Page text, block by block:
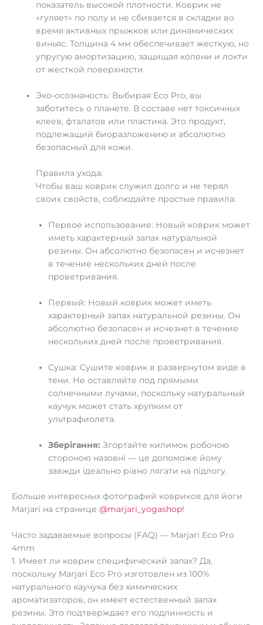
показатель высокой плотности. Коврик не
«гуляет» по полу и не сбивается в складки во
время активных прыжков или динамических
виньяс. Толщина 4 мм обеспечивает жесткую, но
упругую амортизацию, защищая колени и локти
от жесткой поверхности.
Эко-осознаность: Выбирая Eco Pro, вы
заботитесь о планете. В составе нет токсичных
клеев, фталатов или пластика. Это продукт,
подлежащий биоразложению и абсолютно
безопасный для кожи.
Правила ухода:
Чтобы ваш коврик служил долго и не терял
своих свойств, соблюдайте простые правила:
Первое использование: Новый коврик может
иметь характерный запах натуральной
резины. Он абсолютно безопасен и исчезнет
в течение нескольких дней после
проветривания.
Первый: Новый коврик может иметь
характерный запах натуральной резины. Он
абсолютно безопасен и исчезнет в течение
нескольких дней после проветривания.
Сушка: Сушите коврик в развернутом виде в
тени. Не оставляйте под прямыми
солнечными лучами, поскольку натуральный
каучук может стать хрупким от
ультрафиолета.
Зберігання: Згортайте килимок робочою
стороною назовні — це допоможе йому
завжди ідеально рівно лягати на підлогу.
Больше интересных фотографий ковриков для йоги
Marjari на странице @marjari_yogashop!
Часто задаваемые вопросы (FAQ) — Marjari Eco Pro
4mm
1. Имеет ли коврик специфический запах? Да,
поскольку Marjari Eco Pro изготовлен из 100%
натурального каучука без химических
ароматизаторов, он имеет естественный запах
резины. Это подтверждает его подлинность и